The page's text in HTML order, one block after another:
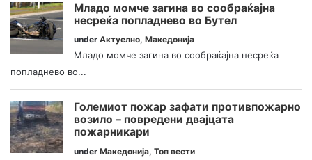
Младо момче загина во сообраќајна
несреќа попладнево во Бутел
under Актуелно, Македонија
Младо момче загина во сообраќајна несреќа
попладнево во...
Големиот пожар зафати противпожарно
возило – повредени двајцата
пожарникари
under Македонија, Топ вести